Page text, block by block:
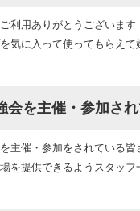
利用ありがとうございま
気に入って使ってもらえ
会を主催・参加さ
主催・参加をされている
を提供できるようスタッフ